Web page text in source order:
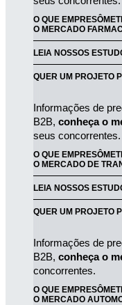
O QUE
O MERCADO
LEIA NOSSOS
QUER UM PROJETO
Informações de
B2B, conheça o
seus concorrentes.
O QUE
O MERCADO DE
LEIA NOSSOS
QUER UM PROJETO
Informações de
B2B, conheça o
concorrentes.
O QUE
O MERCADO